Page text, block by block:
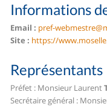
Informations
Email : pref-
Site : https://
Représentants
Préfet : Monsieur Laurent
Secrétaire général :